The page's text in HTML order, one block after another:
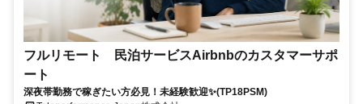
フルリモート 民泊サービスAirbnbのカスタマーサポ
ート
深夜帯勤務で稼ぎたい方必見！未経験歓迎✨(TP18PSM)